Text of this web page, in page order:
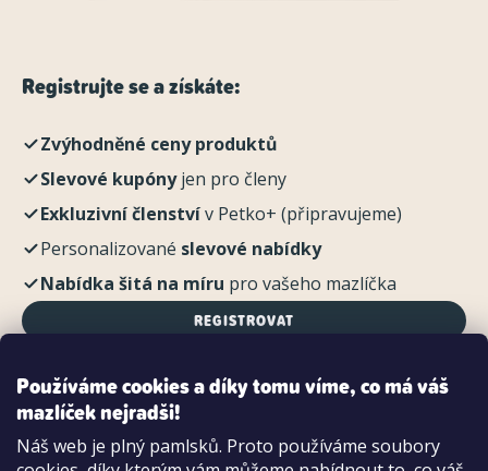
Používáme cookies a díky tomu víme, co má váš
mazlíček nejradši!
Náš web je plný pamlsků. Proto používáme soubory
Registrujte se a získáte:
Zvýhodněné ceny produktů
Slevové kupónyjen pro členy
Exkluzivní členstvív Petko+ (připravujeme)
Personalizované slevové nabídky
Nabídka šitá na míru pro vašeho mazlíčka
REGISTROVAT
Možnosti platby:
Dobírkou